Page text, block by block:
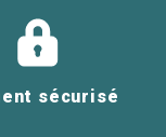
sécurisé